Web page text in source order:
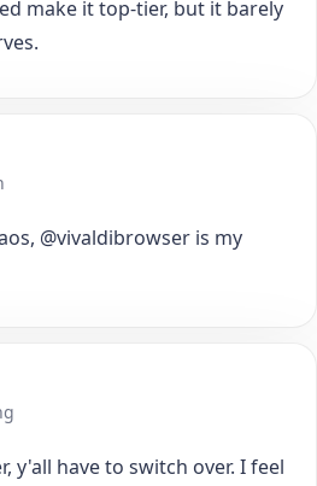
make it top-tier, but it barely
@vivaldibrowser is my
y'all have to switch over. I feel